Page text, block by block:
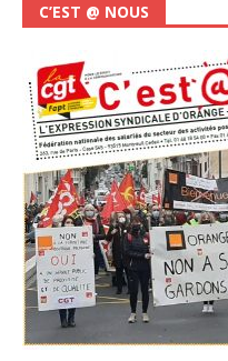
C’EST @ NOUS